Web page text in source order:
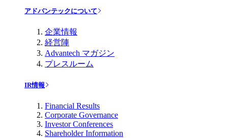
アドバンテックについて
企業情報
経営陣
Advantech マガジン
プレスルーム
IR情報
Financial Results
Corporate Governance
Investor Conferences
Shareholder Information